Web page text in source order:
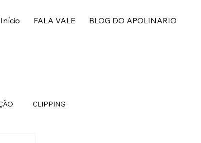
Início FALA VALE BLOG DO APOLINARIO
CLIPPING